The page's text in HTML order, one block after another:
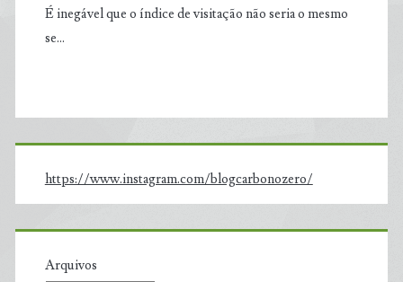
É inegável que o índice de visitação não seria o mesmo
se…
https://www.instagram.com/blogcarbonozero/
Arquivos